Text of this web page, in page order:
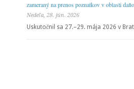
zameraný na prenos poznatkov v oblasti
Nedeľa, 28. jún. 2026
Uskutočnil sa 27.–29. mája 2026 v